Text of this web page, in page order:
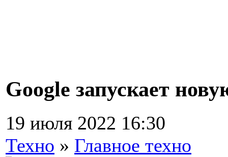
Google запускает
19 июля 2022 16:30
Техно » Главное техно